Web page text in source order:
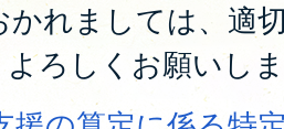
かれましては、適
ろしくお願いし